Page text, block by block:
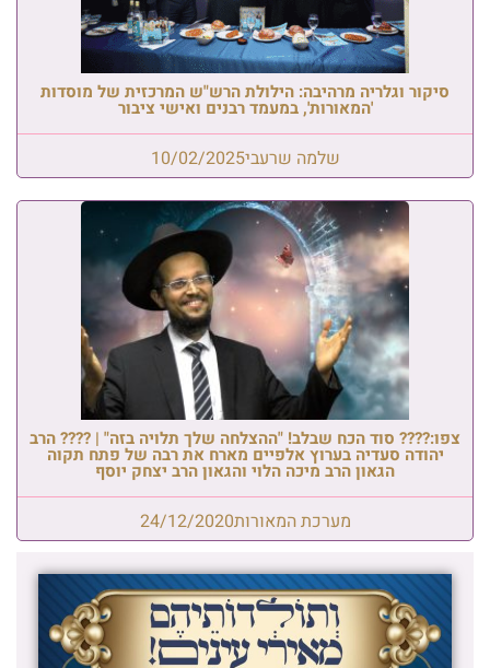
סיקור וגלריה מרהיבה: הילולת הרש"ש המרכזית של מוסדות
'המאורות', במעמד רבנים ואישי ציבור
שלמה שרעבי10/02/2025
צפו:???? סוד הכח שבלב! "ההצלחה שלך תלויה בזה" | ???? הרב
יהודה סעדיה בערוץ אלפיים מארח את רבה של פתח תקוה
הגאון הרב מיכה הלוי והגאון הרב יצחק יוסף
מערכת המאורות24/12/2020